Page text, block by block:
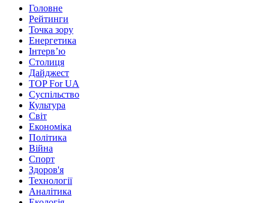
Головне
Рейтинги
Точка зору
Енергетика
Інтерв’ю
Столиця
Дайджест
TOP For UA
Суспiльство
Культура
Світ
Економіка
Політика
Війна
Спорт
Здоров'я
Технології
Аналітика